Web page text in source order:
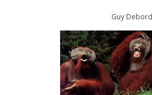
Guy Debord